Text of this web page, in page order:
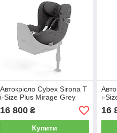
Автокрісло Cybex Sirona T
i-Size Plus Mirage Grey
16 800₴
Купити
i-
16